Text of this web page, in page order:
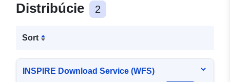
Distribúcie 2
Sort
INSPIRE Download Service (WFS)